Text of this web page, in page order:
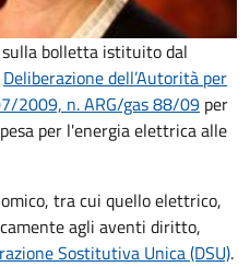
bolletta istituito dal
Deliberazione dell’Autorità per
2009, n. ARG/gas 88/09 per
per l'energia elettrica alle
tra cui quello elettrico,
agli aventi diritto,
Sostitutiva Unica (DSU).